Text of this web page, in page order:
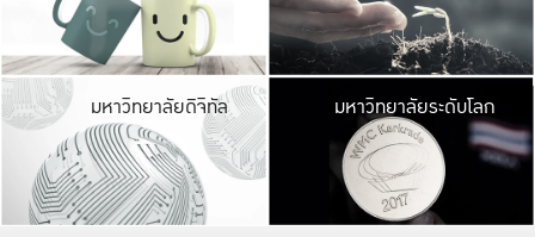
และพบเรื่องราวใ
มหาวิทยาลัยดิจิทัล มหาวิ
เปลี่ยนแปลง แล
เพื่อทำง
ระบบสารสนเทศ
มหาวิทยาลัยระดับโลก